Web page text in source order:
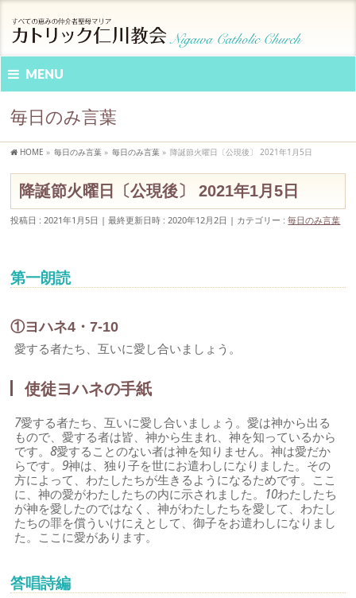
MENU
毎日のみ言葉
HOME » 毎日のみ言葉 » 毎日のみ言葉 » 降誕節火曜日〔公現後〕 2021年1月5日
降誕節火曜日〔公現後〕 2021年1月5日
投稿日 : 2021年1月5日 最終更新日時 : 2020年12月2日 カテゴリー :毎日のみ言葉
第一朗読
①ヨハネ4・7-10
愛する者たち、互いに愛し合いましょう。
使徒ヨハネの手紙
7愛する者たち、互いに愛し合いましょう。愛は神から出る
もので、愛する者は皆、神から生まれ、神を知っているから
です。8愛することのない者は神を知りません。神は愛だか
らです。9神は、独り子を世にお遣わしになりました。その
方によって、わたしたちが生きるようになるためです。ここ
に、神の愛がわたしたちの内に示されました。 10わたしたち
が神を愛したのではなく、神がわたしたちを愛して、わたし
たちの罪を償ういけにえとして、御子をお遣わしになりまし
た。ここに愛があります。
答唱詩編